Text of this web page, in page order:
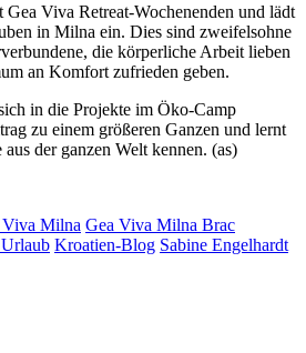
Gea Viva Retreat-Wochenenden und lädt
in Milna ein. Dies sind zweifelsohne
die körperliche Arbeit lieben
an Komfort zufrieden geben.
in die Projekte im Öko-Camp
zu einem größeren Ganzen und lernt
der ganzen Welt kennen. (as)
Viva Milna Gea Viva Milna Brac
Kroatien-Blog Sabine Engelhardt